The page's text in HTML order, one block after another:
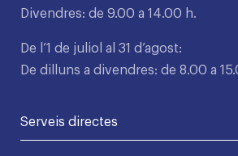
Divendres: de 9.00 a 14.00 h.
De l’1 de juliol al 31 d’agost:
De dilluns a divendres: de 8.00 a
Serveis directes